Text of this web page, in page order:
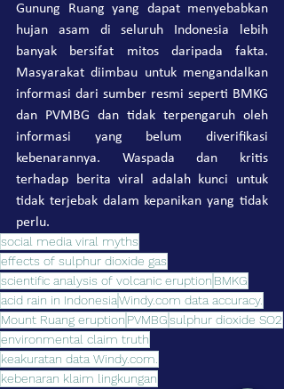
Gunung Ruang yang dapat menyebabkan
hujan asam di seluruh Indonesia lebih
banyak bersifat mitos daripada fakta.
Masyarakat diimbau untuk mengandalkan
informasi dari sumber resmi seperti BMKG
dan PVMBG dan tidak terpengaruh oleh
informasi yang belum diverifikasi
kebenarannya. Waspada dan kritis
terhadap berita viral adalah kunci untuk
tidak terjebak dalam kepanikan yang tidak
perlu.
social media viral myths
effects of sulphur dioxide gas
scientific analysis of volcanic eruption BMKG
acid rain in IndonesiaWindy.com data accuracy.
Mount Ruang eruption PVMBGsulphur dioxide SO2
environmental claim truth
keakuratan data Windy.com.
kebenaran klaim lingkungan